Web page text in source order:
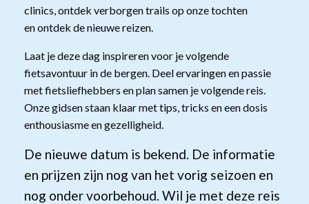
clinics, ontdek verborgen trails op onze tochten
en ontdek de nieuwe reizen.
Laat je deze dag inspireren voor je volgende
fietsavontuur in de bergen. Deel ervaringen en passie
met fietsliefhebbers en plan samen je volgende reis.
Onze gidsen staan klaar met tips, tricks en een dosis
enthousiasme en gezelligheid.
De nieuwe datum is bekend. De informatie
en prijzen zijn nog van het vorig seizoen en
nog onder voorbehoud. Wil je met deze reis